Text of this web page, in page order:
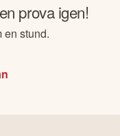
prova igen!
en stund.